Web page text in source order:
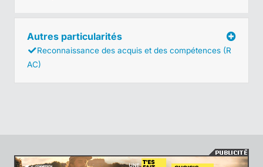
Autres particularités
Reconnaissance des acquis et des compétences (R
AC)